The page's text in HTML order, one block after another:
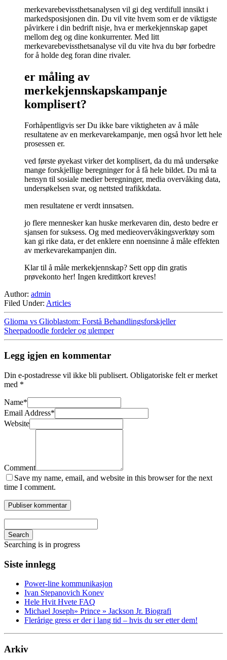
merkevarebevissthetsanalysen vil gi deg verdifull innsikt i
markedsposisjonen din. Du vil vite hvem som er de viktigste
påvirkere i din bedrift nisje, hva er merkekjennskap gapet
mellom deg og dine konkurrenter. Med litt
merkevarebevissthetsanalyse vil du vite hva du bør forbedre
for å holde deg foran dine rivaler.
er måling av
merkekjennskapskampanje
komplisert?
Forhåpentligvis ser Du ikke bare viktigheten av å måle
resultatene av en merkevarekampanje, men også hvor lett hele
prosessen er.
ved første øyekast virker det komplisert, da du må undersøke
mange forskjellige beregninger for å få hele bildet. Du må ta
hensyn til sosiale medier beregninger, media overvåking data,
undersøkelsen svar, og nettsted trafikkdata.
men resultatene er verdt innsatsen.
jo flere mennesker kan huske merkevaren din, desto bedre er
sjansen for suksess. Og med medieovervåkingsverktøy som
kan gi rike data, er det enklere enn noensinne å måle effekten
av merkevarekampanjen din.
Klar til å måle merkekjennskap? Sett opp din gratis
prøvekonto her! Ingen kredittkort kreves!
Author: admin
Filed Under: Articles
Glioma vs Glioblastom: Forstå Behandlingsforskjeller
Sheepadoodle fordeler og ulemper
Legg igjen en kommentar
Din e-postadresse vil ikke bli publisert. Obligatoriske felt er merket
med *
Name*
Email Address*
Website
Comment
Save my name, email, and website in this browser for the next
time I comment.
Search
Searching is in progress
Siste innlegg
Power-line kommunikasjon
Ivan Stepanovich Konev
Hele Hvit Hvete FAQ
Michael Joseph» Prince » Jackson Jr. Biografi
Flerårige gress er der i lang tid – hvis du ser etter dem!
Arkiv